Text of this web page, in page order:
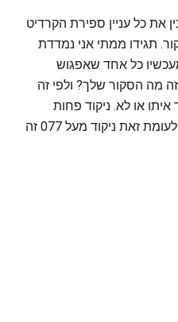
את כל עניין ספירת הקרדיט
תגידו ממתי אני נמדדת
כל אחד שאפגוש
מה הסקור שלך? ולפי זה
או לא. ניקוד פחות
ממאה אין על מה לדבר חמודי, לעומת זאת ניקוד מעל 077 זה